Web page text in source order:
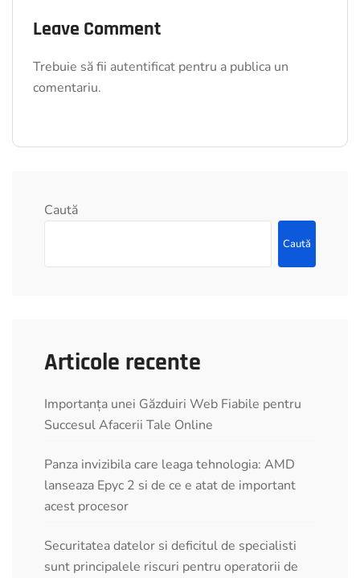
Leave Comment
Trebuie să fii autentificat pentru a publica un
comentariu.
Caută
Caută
Articole recente
Importanța unei Găzduiri Web Fiabile pentru
Succesul Afacerii Tale Online
Panza invizibila care leaga tehnologia: AMD
lanseaza Epyc 2 si de ce e atat de important
acest procesor
Securitatea datelor si deficitul de specialisti
sunt principalele riscuri pentru operatorii de